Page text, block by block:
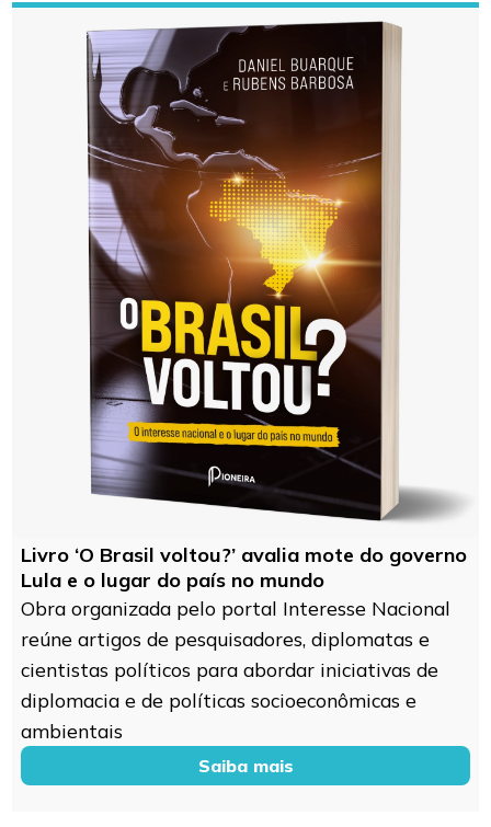
Livro ‘O Brasil voltou?’ avalia mote do governo
Lula e o lugar do país no mundo
Obra organizada pelo portal Interesse Nacional
reúne artigos de pesquisadores, diplomatas e
cientistas políticos para abordar iniciativas de
diplomacia e de políticas socioeconômicas e
ambientais
Saiba mais